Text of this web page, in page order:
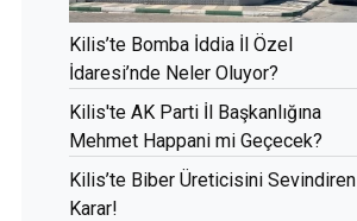
Kilis’te Bomba İddia İl Özel
İdaresi’nde Neler Oluyor?
Kilis'te AK Parti İl Başkanlığına
Mehmet Happani mi Geçecek?
Kilis’te Biber Üreticisini Sevindiren
Karar!